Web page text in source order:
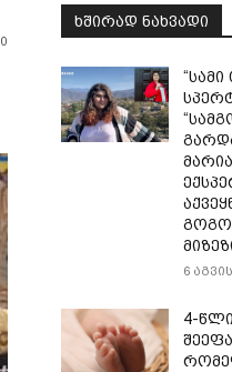
0
ᲮᲨᲘᲠᲐᲓ ᲜᲐᲮᲕᲐᲓᲘ
6
4-